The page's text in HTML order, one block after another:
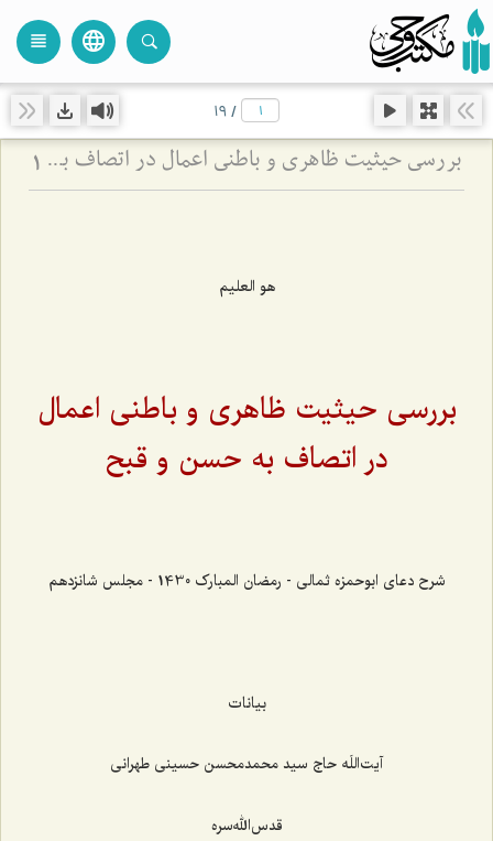
language
view_headline
/
19
بررسی حیثیت ظاهری و باطنی اعمال در اتصاف به حسن و قبح 1
هو العليم
بررسی حیثیت ظاهری و باطنی اعمال
در اتصاف به حسن و قبح
شرح دعای ابوحمزه ثمالی - رمضان المبارک 1430 - مجلس شانزدهم
بیانات
آیت‌اللَه حاج سید محمدمحسن حسینی طهرانی
قدس‌الله‌سره